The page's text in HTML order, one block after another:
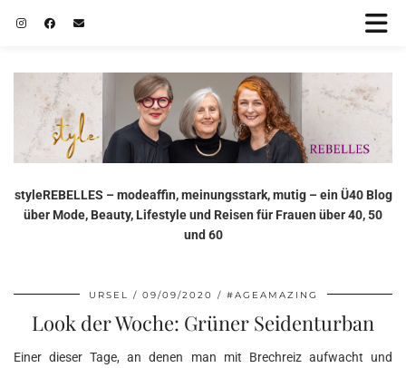
styleREBELLES – modeaffin, meinungsstark, mutig – ein Ü40 Blog
über Mode, Beauty, Lifestyle und Reisen für Frauen über 40, 50
und 60
URSEL 09/09/2020 #AGEAMAZING
Look der Woche: Grüner Seidenturban
Einer dieser Tage, an denen man mit Brechreiz aufwacht und